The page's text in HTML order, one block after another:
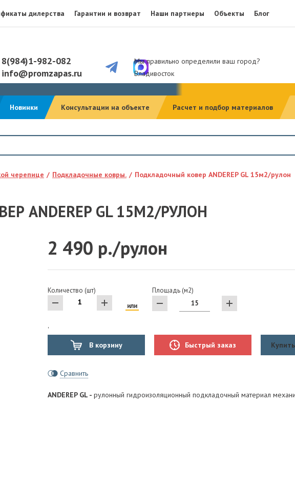
дилерства Гарантии и возврат Наши партнеры Объекты
Блог
8(984)1-982-082
info@promzapas.ru
Мы правильно определили ваш город?
Владивосток
Новинки Консультации на объекте Расчет и подбор материалов
черепице Подкладочные ковры. Подкладочный ковер ANDEREP GL 15м2/рулон
ANDEREP GL 15М2/РУЛОН
2 490 р./рулон
Количество (шт)
или
Площадь (м2)
'
В корзину Быстрый заказ
Сравнить
ANDEREP GL - рулонный гидроизоляционный подкладочный материал